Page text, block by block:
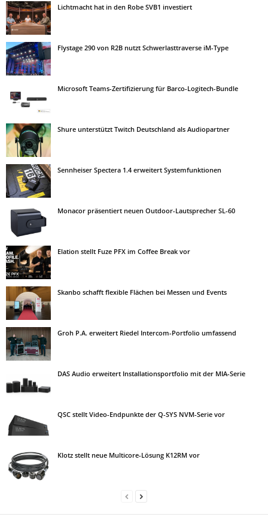
Lichtmacht hat in den Robe SVB1 investiert
Flystage 290 von R2B nutzt Schwerlasttraverse iM-Type
Microsoft Teams-Zertifizierung für Barco-Logitech-Bundle
Shure unterstützt Twitch Deutschland als Audiopartner
Sennheiser Spectera 1.4 erweitert Systemfunktionen
Monacor präsentiert neuen Outdoor-Lautsprecher SL-60
Elation stellt Fuze PFX im Coffee Break vor
Skanbo schafft flexible Flächen bei Messen und Events
Groh P.A. erweitert Riedel Intercom-Portfolio umfassend
DAS Audio erweitert Installationsportfolio mit der MIA-Serie
QSC stellt Video-Endpunkte der Q-SYS NVM-Serie vor
Klotz stellt neue Multicore-Lösung K12RM vor